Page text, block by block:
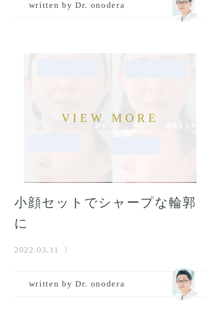
written by Dr. onodera
小顔セットでシャープな輪郭
に
2022.03.11
written by Dr. onodera